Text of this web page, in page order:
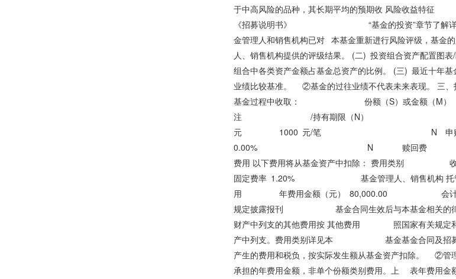
于中高风险的品种，其长期平均的预期收 风险收益特
《招募说明书》 “基金的投资”章节了解详细情
金管理人和销售机构已对 本基金重新进行风险评级，基金
人、销售机构提供的评级结果。 (二) 投资组合资产配置图
组合中各类资产金额占基金总资产的比例。 (三) 最近十年
业绩比较基准。 ②基金的过往业绩不代表未来表现。 三、
基金过程中收取： 份额（S）
注 /持有期限（N） M 申
元 1000 元/笔 N 申
0.00% N 赎回费 N >= 7
费用 以下费用将从基金资产中扣除：
固定费率 1.20% 基金管理人、销售
用 年费用金额（元） 80,000.00 会计
规定披露报刊 基金合同生效后与本基金
财产中列支的其他费用按 其他费用 照国
产中列支。费用类别详见本 基金基金合同
产生的费用和税负，按实际发生额从基金资产扣除。 ②
承担的年费用金额，非单个份额类别费用。上 表年费用金